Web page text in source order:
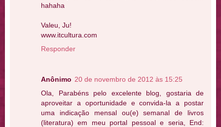
hahaha
Valeu, Ju!
www.itcultura.com
Responder
Anônimo 20 de novembro de 2012 às 15:25
Ola, Parabéns pelo excelente blog, gostaria de
aproveitar a oportunidade e convida-la a postar
uma indicação mensal ou(e) semanal de livros
(literatura) em meu portal pessoal e seria, End: